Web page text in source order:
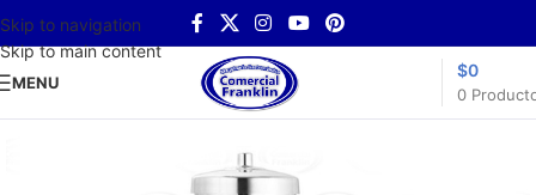
Skip to navigation
Skip to main content
MENU
0
$0